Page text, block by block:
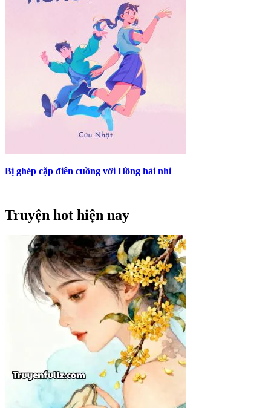
Bị ghép cặp điên cuồng với Hồng hài nhi
Truyện hot hiện nay